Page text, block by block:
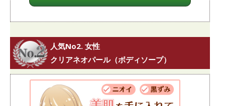
人気No2. 女性
クリアネオパール（ボディソープ）